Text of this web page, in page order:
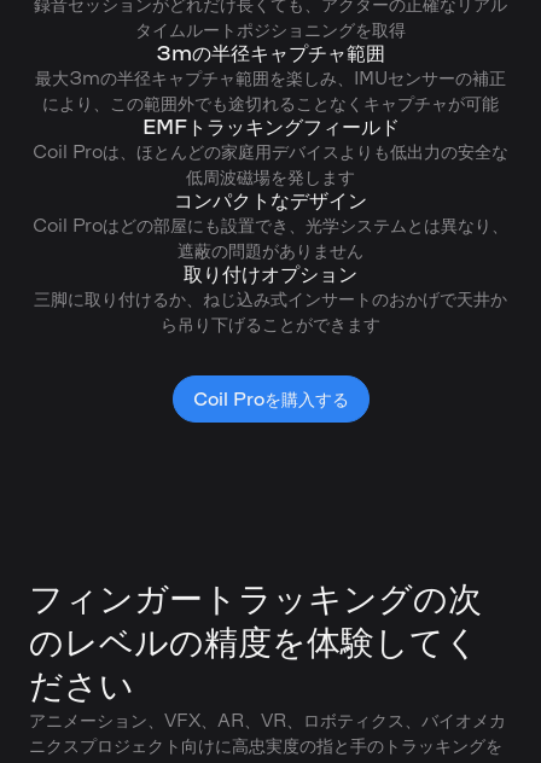
タイムルートポジショニングを取得
3mの半径キャプチャ範囲
最大3mの半径キャプチャ範囲を楽しみ、IMUセンサーの補正
により、この範囲外でも途切れることなくキャプチャが可能
EMFトラッキングフィールド
Coil Proは、ほとんどの家庭用デバイスよりも低出力の安全な
低周波磁場を発します
コンパクトなデザイン
Coil Proはどの部屋にも設置でき、光学システムとは異なり、
遮蔽の問題がありません
取り付けオプション
三脚に取り付けるか、ねじ込み式インサートのおかげで天井か
ら吊り下げることができます
Coil Proを購入する
フィンガートラッキングの次
のレベルの精度を体験してく
ださい
アニメーション、VFX、AR、VR、ロボティクス、バイオメカ
ニクスプロジェクト向けに高忠実度の指と手のトラッキングを